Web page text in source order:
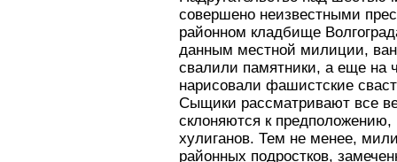
совершено неизвестными
районном кладбище
данным местной милиции,
свалили памятники, а еще на
нарисовали фашистские
Сыщики рассматривают все
склоняются к предположению,
хулиганов. Тем не менее,
районных подростков,